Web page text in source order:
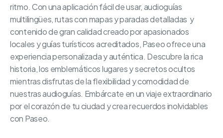
ritmo. Con una aplicación fácil de usar, audioguías
multilingües, rutas con mapas y paradas detalladas y
contenido de gran calidad creado por apasionados
locales y guías turísticos acreditados, Paseo ofrece una
experiencia personalizada y auténtica. Descubre la rica
historia, los emblemáticos lugares y secretos ocultos
mientras disfrutas de la flexibilidad y comodidad de
nuestras audioguías. Embárcate en un viaje extraordinario
por el corazón de tu ciudad y crea recuerdos inolvidables
con Paseo.